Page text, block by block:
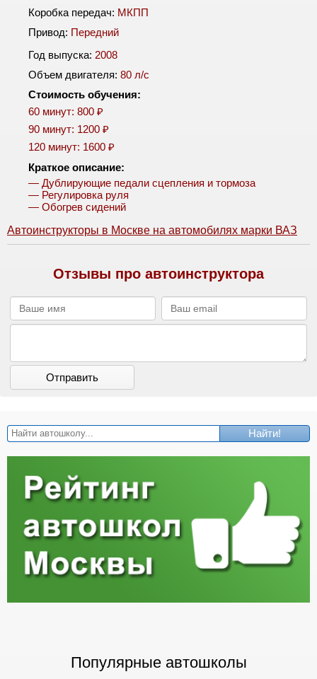
Коробка передач: МКПП
Привод: Передний
Год выпуска: 2008
Объем двигателя: 80 л/c
Стоимость обучения:
60 минут: 800 ₽
90 минут: 1200 ₽
120 минут: 1600 ₽
Краткое описание:
— Дублирующие педали сцепления и тормоза
— Регулировка руля
— Обогрев сидений
Автоинструкторы в Москве на автомобилях марки ВАЗ
Отзывы про автоинструктора
Отправить
Найти!
Популярные автошколы